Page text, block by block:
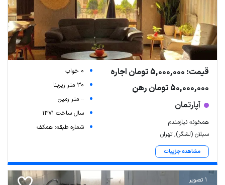
قیمت: 5,000,000 تومان اجاره
50,000,000 تومان رهن
آپارتمان
همخونه نیازمندم
سبلان (لشگر), تهران
مشاهده جزییات
0 خواب
30 متر زیربنا
-- متر زمین
سال ساخت 1371
شماره طبقه: همکف
1 تصویر